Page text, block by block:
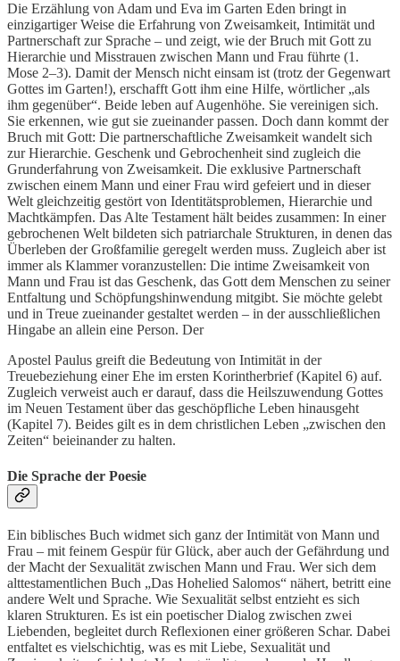
Die Erzählung von Adam und Eva im Garten Eden bringt in
einzigartiger Weise die Erfahrung von Zweisamkeit, Intimität und
Partnerschaft zur Sprache – und zeigt, wie der Bruch mit Gott zu
Hierarchie und Misstrauen zwischen Mann und Frau führte (1.
Mose 2–3). Damit der Mensch nicht einsam ist (trotz der Gegenwart
Gottes im Garten!), erschafft Gott ihm eine Hilfe, wörtlicher „als
ihm gegenüber“. Beide leben auf Augenhöhe. Sie vereinigen sich.
Sie erkennen, wie gut sie zueinander passen. Doch dann kommt der
Bruch mit Gott: Die partnerschaftliche Zweisamkeit wandelt sich
zur Hierarchie. Geschenk und Gebrochenheit sind zugleich die
Grunderfahrung von Zweisamkeit. Die exklusive Partnerschaft
zwischen einem Mann und einer Frau wird gefeiert und in dieser
Welt gleichzeitig gestört von Identitätsproblemen, Hierarchie und
Machtkämpfen. Das Alte Testament hält beides zusammen: In einer
gebrochenen Welt bildeten sich patriarchale Strukturen, in denen das
Überleben der Großfamilie geregelt werden muss. Zugleich aber ist
immer als Klammer voranzustellen: Die intime Zweisamkeit von
Mann und Frau ist das Geschenk, das Gott dem Menschen zu seiner
Entfaltung und Schöpfungshinwendung mitgibt. Sie möchte gelebt
und in Treue zueinander gestaltet werden – in der ausschließlichen
Hingabe an allein eine Person. Der
Apostel Paulus greift die Bedeutung von Intimität in der
Treuebeziehung einer Ehe im ersten Korintherbrief (Kapitel 6) auf.
Zugleich verweist auch er darauf, dass die Heilszuwendung Gottes
im Neuen Testament über das geschöpfliche Leben hinausgeht
(Kapitel 7). Beides gilt es in dem christlichen Leben „zwischen den
Zeiten“ beieinander zu halten.
Die Sprache der Poesie
Ein biblisches Buch widmet sich ganz der Intimität von Mann und
Frau – mit feinem Gespür für Glück, aber auch der Gefährdung und
der Macht der Sexualität zwischen Mann und Frau. Wer sich dem
alttestamentlichen Buch „Das Hohelied Salomos“ nähert, betritt eine
andere Welt und Sprache. Wie Sexualität selbst entzieht es sich
klaren Strukturen. Es ist ein poetischer Dialog zwischen zwei
Liebenden, begleitet durch Reflexionen einer größeren Schar. Dabei
entfaltet es vielschichtig, was es mit Liebe, Sexualität und